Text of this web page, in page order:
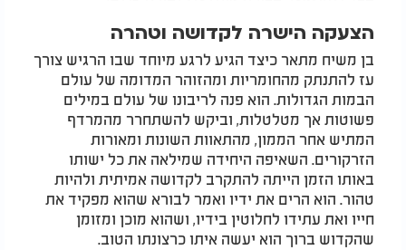
הצעקה הישרה לקדושה וטהרה
בן משיח מתאר כיצד הגיע לרגע מיוחד שבו הרגיש צורך
עז להתנתק מהחומריות ומהזוהר המדומה של עולם
הבמות הגדולות. הוא פנה לריבונו של עולם במילים
פשוטות אך מטלטלות, וביקש להשתחרר מהמרדף
המתיש אחר הממון, מהתאוות השונות ומאורות
הזרקורים. השאיפה היחידה שמילאה את כל ישותו
באותו הזמן הייתה להתקרב לקדושה אמיתית ולהיות
טהור. הוא הרים את ידיו ואמר לבורא שהוא מפקיד את
חייו ואת עתידו לחלוטין בידיו, ושהוא מוכן ומזומן
שהקדוש ברוך הוא יעשה איתו כרצונתו הטוב.